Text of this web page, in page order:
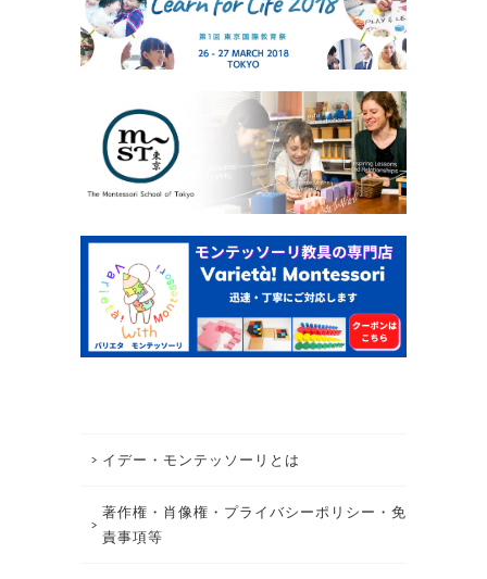
イデー・モンテッソーリとは
著作権・肖像権・プライバシーポリシー・免
責事項等